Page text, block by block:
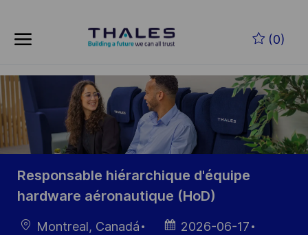
(0)
-
Responsable hiérarchique d'équipe
hardware aéronautique (HoD)
Ubicación
Montreal, Canadá
Fecha de2026-06-17